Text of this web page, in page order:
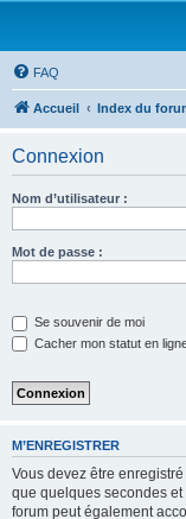
FAQ
Accueil Index du
Connexion
Nom d’utilisateur :
Mot de passe :
Se souvenir de moi
Cacher mon statut en
M’ENREGISTRER
Vous devez être
que quelques secondes et
forum peut également